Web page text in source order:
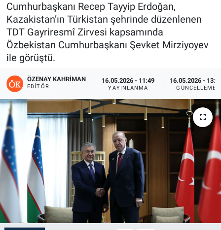
Cumhurbaşkanı Recep Tayyip Erdoğan,
Kazakistan’ın Türkistan şehrinde düzenlenen
TDT Gayriresmî Zirvesi kapsamında
Özbekistan Cumhurbaşkanı Şevket Mirziyoyev
ile görüştü.
ÖZENAY KAHRIMAN
EDITÖR
16.05.2026 - 11:49
YAYINLANMA
16.05.2026 -
GÜNCELLEME